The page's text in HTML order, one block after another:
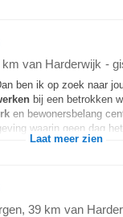
km van Harderwijk -
ben ik op zoek naar
bij een betrokken
en bewonersbelang
waarin geen dag
Laat meer zien
, 39 km van